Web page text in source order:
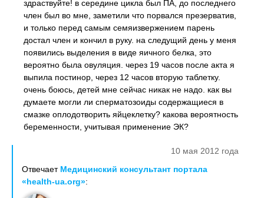
здраствуйте! в середине цикла был ПА, до последнего
член был во мне, заметили что порвался презерватив,
и только перед самым семяизвержением парень
достал член и кончил в руку. на следущий день у меня
появились выделения в виде яичного белка, это
вероятно была овуляция. через 19 часов после акта я
выпила постинор, через 12 часов вторую таблетку.
очень боюсь, детей мне сейчас никак не надо. как вы
думаете могли ли сперматозоиды содержащиеся в
смазке оплодотворить яйцеклетку? какова вероятность
беременности, учитывая применение ЭК?
10 мая 2012 года
Отвечает Медицинский консультант портала
«health-ua.org»: